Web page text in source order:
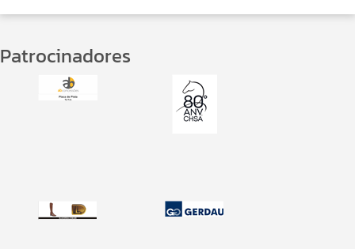
Patrocinadores